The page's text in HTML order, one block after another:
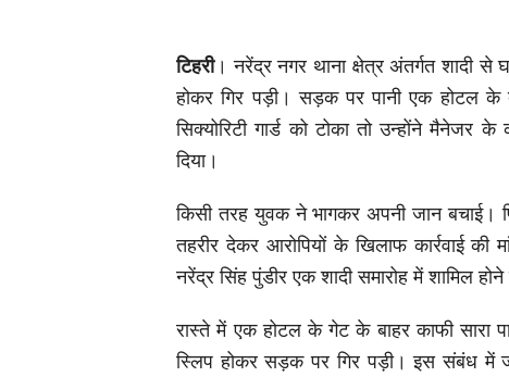
टिहरी। नरेंद्र नगर थाना क्षेत्र अंतर्गत शादी
होकर गिर पड़ी। सड़क पर पानी एक होटल के
सिक्योरिटी गार्ड को टोका तो उन्होंने
दिया।
किसी तरह युवक ने भागकर अपनी जान बचाई।
तहरीर देकर आरोपियों के खिलाफ कार्रवाई
नरेंद्र सिंह पुंडीर एक शादी समारोह में शामिल
रास्ते में एक होटल के गेट के बाहर काफी सारा
स्लिप होकर सड़क पर गिर पड़ी। इस संबंध में जब